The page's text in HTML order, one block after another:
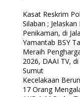
Kasat Reskrim
Silaban ;
Penikaman, di
Yamantab BSY
Meraih
2026, DAAI TV,
Sumut
Kecelakaan
17 Orang